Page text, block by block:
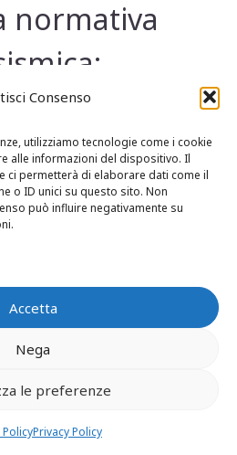
Consenso
utilizziamo tecnologie come i cookie
alle informazioni del dispositivo. Il
ci permetterà di elaborare dati come il
o ID unici su questo sito. Non
può influire negativamente su
Accetta
Nega
le preferenze
Privacy Policy
normativa
di
posa
impianti.
pagare
edile
il primo